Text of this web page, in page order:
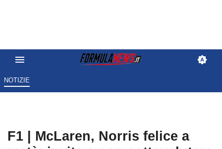
NOTIZIE
F1 | McLaren, Norris felice a